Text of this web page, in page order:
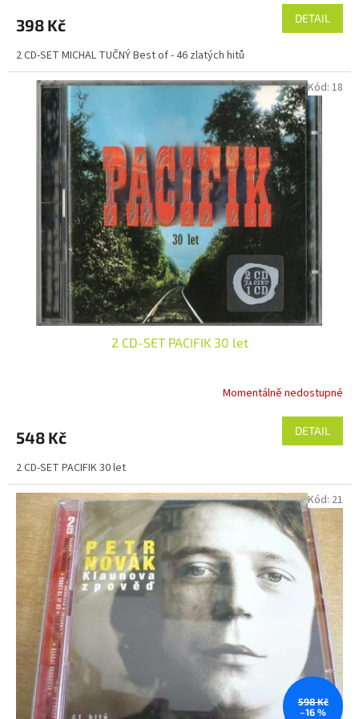
398 Kč DETAIL
2 CD-SET MICHAL TUČNÝ Best of - 46 zlatých hitů
2 CD-SET PACIFIK 30 let
Momentálně nedostupné
548 Kč DETAIL
2 CD-SET PACIFIK 30 let
Kód: 18
598 Kč
–16 %
Kód: 21